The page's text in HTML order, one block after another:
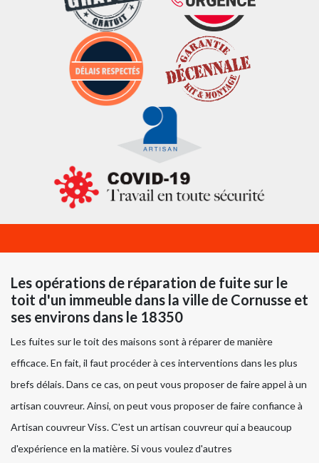
Les opérations de réparation de fuite sur le
toit d'un immeuble dans la ville de Cornusse et
ses environs dans le 18350
Les fuites sur le toit des maisons sont à réparer de manière
efficace. En fait, il faut procéder à ces interventions dans les plus
brefs délais. Dans ce cas, on peut vous proposer de faire appel à un
artisan couvreur. Ainsi, on peut vous proposer de faire confiance à
Artisan couvreur Viss. C'est un artisan couvreur qui a beaucoup
d'expérience en la matière. Si vous voulez d'autres